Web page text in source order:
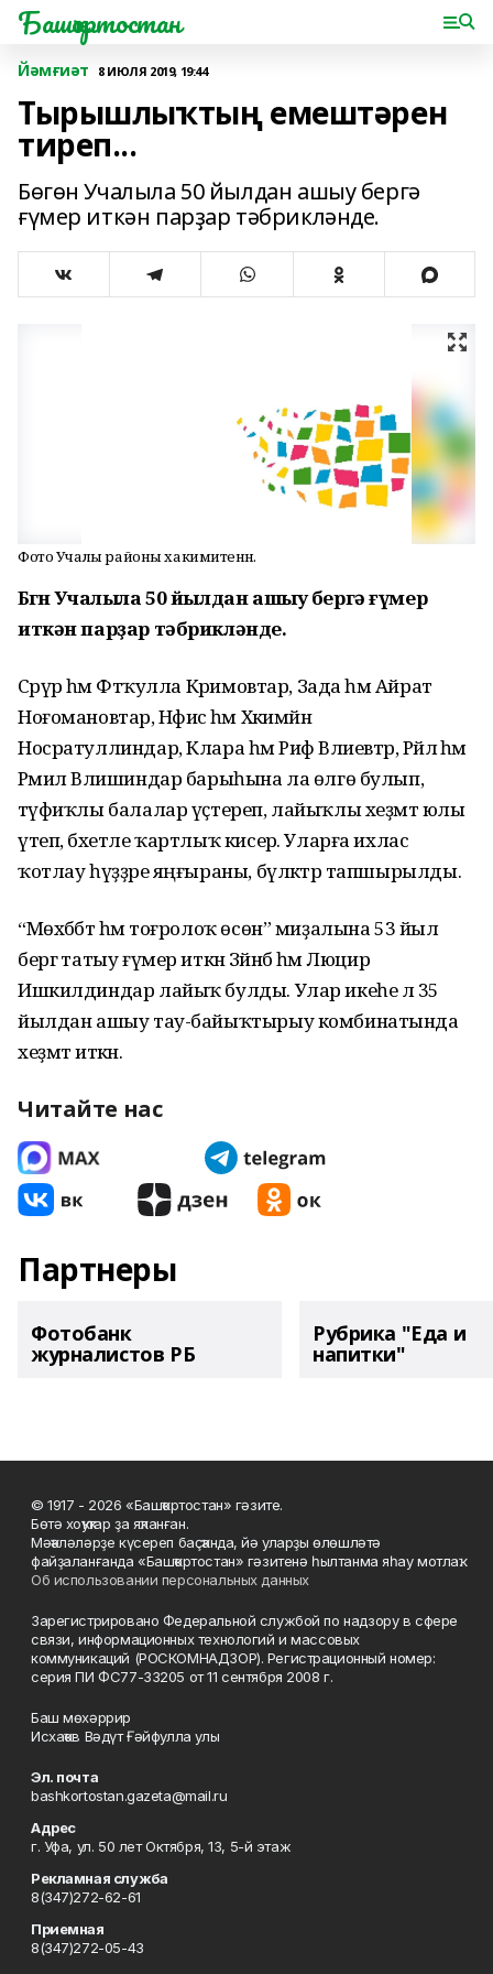
Башҡортостан
Йәмғиәт 8 ИЮЛЯ 2019, 19:44
Тырышлыҡтың емештәрен
тиреп...
Бөгөн Учалыла 50 йылдан ашыу бергә
ғүмер иткән парҙар тәбрикләнде.
Фото Учалы районы хакимиәтенән.
Бөгөн Учалыла 50 йылдан ашыу бергә ғүмер
иткән парҙар тәбрикләнде.
Сәрүәр һәм Фәтҡулла Кәримовтар, Зада һәм Айрат
Ноғомановтар, Нәфисә һәм Хәкимйән
Носратуллиндар, Клара һәм Риф Вәлиевтәр, Рәйлә һәм
Рәмил Вәлишиндар барыһына ла өлгө булып,
тәүфиҡлы балалар үҫтереп, лайыҡлы хеҙмәт юлы
үтеп, бәхетле ҡартлыҡ кисерә. Уларға ихлас
ҡотлау һүҙҙәре яңғыраны, бүләктәр тапшырылды.
“Мөхәббәт һәм тоғролоҡ өсөн” миҙалына 53 йыл
бергә татыу ғүмер иткән Зәйнәб һәм Люцир
Ишкилдиндар лайыҡ булды. Улар икеһе лә 35
йылдан ашыу тау-байыҡтырыу комбинатында
хеҙмәт иткән.
Читайте нас
Партнеры
Фотобанк
журналистов РБ
Рубрика "Еда и
напитки"
© 1917 - 2026 «Башҡортостан» гәзите.
Бөтә хоҡуҡтар ҙа яҡланған.
Мәҡәләләрҙе күсереп баҫҡанда, йә уларҙы өлөшләтә
файҙаланғанда «Башҡортостан» гәзитенә һылтанма яһау мотлаҡ.
Об использовании персональных данных
Зарегистрировано Федеральной службой по надзору в сфере
связи, информационных технологий и массовых
коммуникаций (РОСКОМНАДЗОР). Регистрационный номер:
серия ПИ ФС77-33205 от 11 сентября 2008 г.
Баш мөхәррир
Исхаҡов Вәдүт Ғәйфулла улы
Эл. почта
bashkortostan.gazeta@mail.ru
Адрес
г. Уфа, ул. 50 лет Октября, 13, 5-й этаж
Рекламная служба
8(347)272-62-61
Приемная
8(347)272-05-43